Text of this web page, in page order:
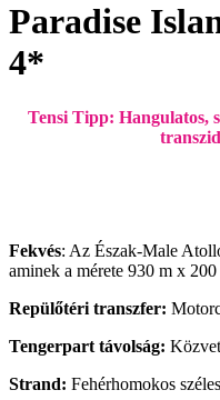
Paradise
4*
Tensi Tipp: Hangulatos,
Fekvés: Az Észak-Male
aminek a mérete 930 m x 200
Repülőtéri transzfer:
Tengerpart távolság:
Strand: Fehérhomokos